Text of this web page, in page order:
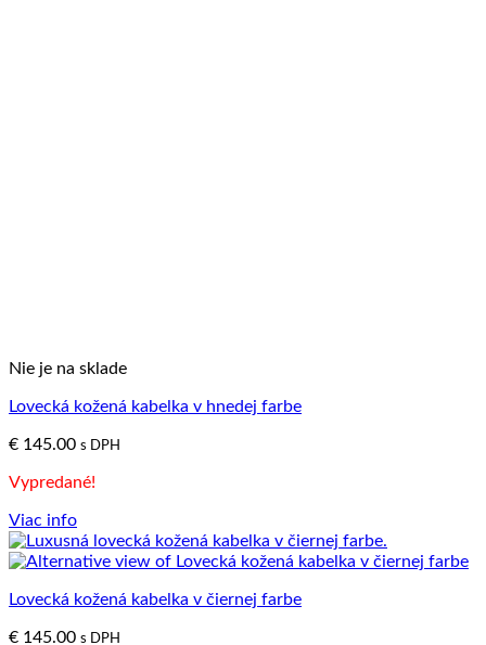
Nie je na sklade
Lovecká kožená kabelka v hnedej farbe
€ 145.00 s DPH
Vypredané!
Viac info
Lovecká kožená kabelka v čiernej farbe
€ 145.00 s DPH